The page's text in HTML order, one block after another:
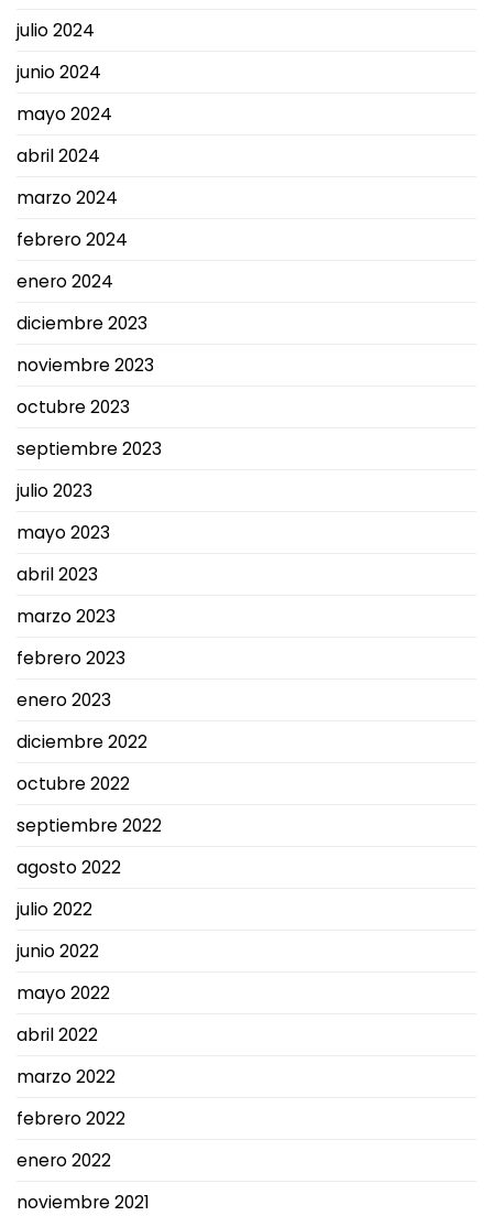
julio 2024
junio 2024
mayo 2024
abril 2024
marzo 2024
febrero 2024
enero 2024
diciembre 2023
noviembre 2023
octubre 2023
septiembre 2023
julio 2023
mayo 2023
abril 2023
marzo 2023
febrero 2023
enero 2023
diciembre 2022
octubre 2022
septiembre 2022
agosto 2022
julio 2022
junio 2022
mayo 2022
abril 2022
marzo 2022
febrero 2022
enero 2022
noviembre 2021